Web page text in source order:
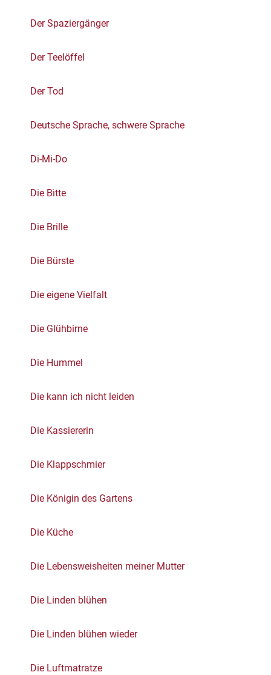
Der Spaziergänger
Der Teelöffel
Der Tod
Deutsche Sprache, schwere Sprache
Di-Mi-Do
Die Bitte
Die Brille
Die Bürste
Die eigene Vielfalt
Die Glühbirne
Die Hummel
Die kann ich nicht leiden
Die Kassiererin
Die Klappschmier
Die Königin des Gartens
Die Küche
Die Lebensweisheiten meiner Mutter
Die Linden blühen
Die Linden blühen wieder
Die Luftmatratze